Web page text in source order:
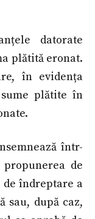
datorate
plătită eronat.
în evidența
plătite în
într-
de
îndreptare a
sau, după caz,